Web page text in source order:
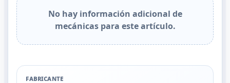
No hay información adicional de
mecánicas para este artículo.
FABRICANTE